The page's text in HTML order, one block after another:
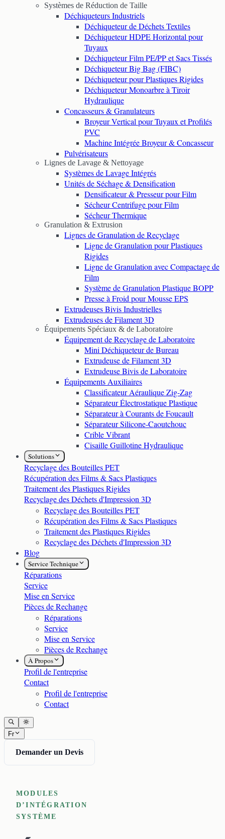
Systèmes de Réduction de Taille
Déchiqueteurs Industriels
Déchiqueteur de Déchets Textiles
Déchiqueteur HDPE Horizontal pour
Tuyaux
Déchiqueteur Film PE/PP et Sacs Tissés
Déchiqueteur Big Bag (FIBC)
Déchiqueteur pour Plastiques Rigides
Déchiqueteur Monoarbre à Tiroir
Hydraulique
Concasseurs & Granulateurs
Broyeur Vertical pour Tuyaux et Profilés
PVC
Machine Intégrée Broyeur & Concasseur
Pulvérisateurs
Lignes de Lavage & Nettoyage
Systèmes de Lavage Intégrés
Unités de Séchage & Densification
Densificateur & Presseur pour Film
Sécheur Centrifuge pour Film
Sécheur Thermique
Granulation & Extrusion
Lignes de Granulation de Recyclage
Ligne de Granulation pour Plastiques
Rigides
Ligne de Granulation avec Compactage de
Film
Système de Granulation Plastique BOPP
Presse à Froid pour Mousse EPS
Extrudeuses Bivis Industrielles
Extrudeuses de Filament 3D
Équipements Spéciaux & de Laboratoire
Équipement de Recyclage de Laboratoire
Mini Déchiqueteur de Bureau
Extrudeuse de Filament 3D
Extrudeuse Bivis de Laboratoire
Équipements Auxiliaires
Classificateur Aéraulique Zig-Zag
Séparateur Électrostatique Plastique
Séparateur à Courants de Foucault
Séparateur Silicone-Caoutchouc
Crible Vibrant
Cisaille Guillotine Hydraulique
Solutions
Recyclage des Bouteilles PET
Récupération des Films & Sacs Plastiques
Traitement des Plastiques Rigides
Recyclage des Déchets d'Impression 3D
Recyclage des Bouteilles PET
Récupération des Films & Sacs Plastiques
Traitement des Plastiques Rigides
Recyclage des Déchets d'Impression 3D
Blog
Service Technique
Réparations
Service
Mise en Service
Pièces de Rechange
Réparations
Service
Mise en Service
Pièces de Rechange
À Propos
Profil de l'entreprise
Contact
Profil de l'entreprise
Contact
Fr
Demander un Devis
MODULES
D’INTÉGRATION
SYSTÈME